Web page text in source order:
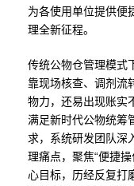
为各使用单位提供便
理全新征程。
传统公物仓管理模式
靠现场核查、调剂流
物力，还易出现账实
满足新时代公物统筹
求，系统研发团队深
理痛点，聚焦“便捷
心目标，历经反复打